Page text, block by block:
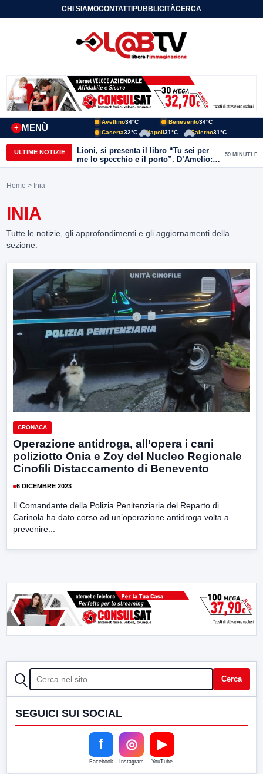
CHI SIAMOCONTATTIPUBBLICITÀCERCA
MENÙ
+
Avellino34°C Benevento34°C
Caserta32°C Napoli31°C Salerno31°C
ULTIME NOTIZIE
Lioni, si presenta il libro “Tu sei per
me lo specchio e il porto”. D’Amelio:
“Gettiamo un seme d’impegno futuro
59 MINUTI FA
Home > Inia
INIA
Tutte le notizie, gli approfondimenti e gli aggiornamenti della
sezione.
CRONACA
Operazione antidroga, all’opera i cani
poliziotto Onia e Zoy del Nucleo Regionale
Cinofili Distaccamento di Benevento
6 DICEMBRE 2023
Il Comandante della Polizia Penitenziaria del Reparto di
Carinola ha dato corso ad un’operazione antidroga volta a
prevenire...
CERCA Cerca
SEGUICI SUI SOCIAL
f
Facebook
◎
Instagram
▶
YouTube